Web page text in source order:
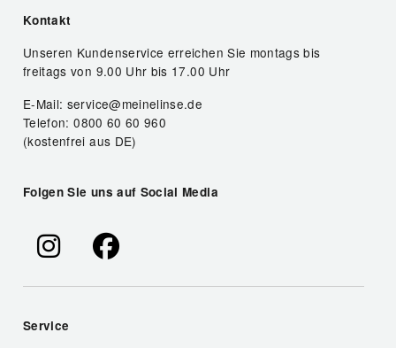
Kontakt
Unseren Kundenservice erreichen Sie montags bis
freitags von 9.00 Uhr bis 17.00 Uhr
E-Mail: service@meinelinse.de
Telefon: 0800 60 60 960
(kostenfrei aus DE)
Folgen Sie uns auf Social Media
Service